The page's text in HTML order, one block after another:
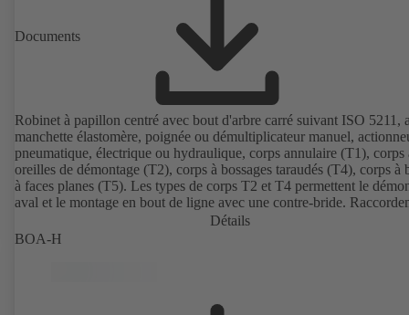
Documents
Robinet à papillon centré avec bout d'arbre carré suivant ISO 5211,
manchette élastomère, poignée ou démultiplicateur manuel,
pneumatique, électrique ou hydraulique, corps annulaire (T1), corps
oreilles de démontage (T2), corps à bossages taraudés (T4), corps à
à faces planes (T5). Les types de corps T2 et T4 permettent le
aval et le montage en bout de ligne avec une contre-bride.
Détails
BOA-H